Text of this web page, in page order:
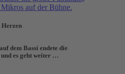
Herzen
dem Bassi endete die
es geht weiter …